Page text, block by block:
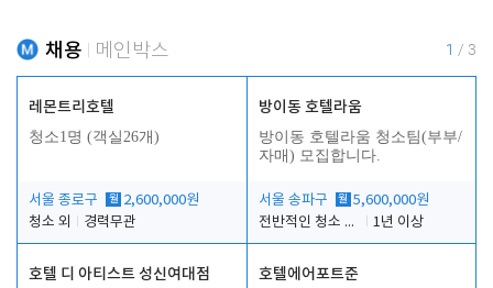
채용 메인박스 1 / 3
레몬트리호텔
청소1명 (객실26개)
서울 종로구 월 2,600,000원
청소 외
경력무관
방이동 호텔라움
방이동 호텔라움 청소팀(부부/
자매) 모집합니다.
서울 송파구 월 5,600,000원
전반적인 청소 업무(객실청소.객실정리)
1년 이상
호텔 디 아티스트 성신여대점 호텔에어포트준